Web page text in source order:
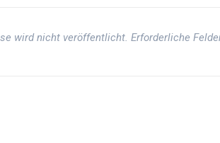
wird nicht veröffentlicht. Erforderliche